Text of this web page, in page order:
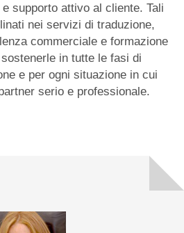
supporto attivo al cliente. Tali
nei servizi di traduzione,
commerciale e formazione
in tutte le fasi di
e per ogni situazione in cui
serio e professionale.